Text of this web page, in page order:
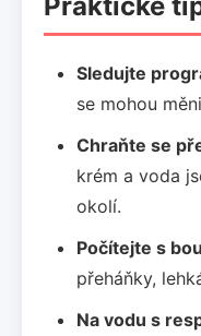
Sledujte
se mohou
Chraňte se
krém a voda
okolí.
Počítejte s
přeháňky,
Na vodu s